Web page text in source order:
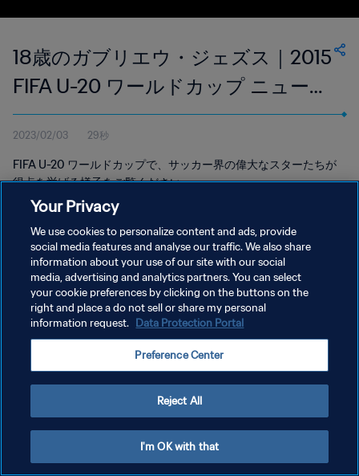
18歳のガブリエウ・ジェズス｜2015
FIFA U-20 ワールドカップ ニュージ
ーランド
2023/02/03 29秒
FIFA U-20 ワールドカップで、サッカー界の偉大なスターたちが
得点を挙げる様子をご覧ください
プライバシーポリシー
サービス利用規約
クッキー設定の管理
Your Privacy
We use cookies to personalize content and ads, provide
social media features and analyse our traffic. We also share
information about your use of our site with our social
media, advertising and analytics partners. You can select
your cookie preferences by clicking on the buttons on the
right and place a do not sell or share my personal
information request. Data Protection Portal
Preference Center
Reject All
I'm OK with that